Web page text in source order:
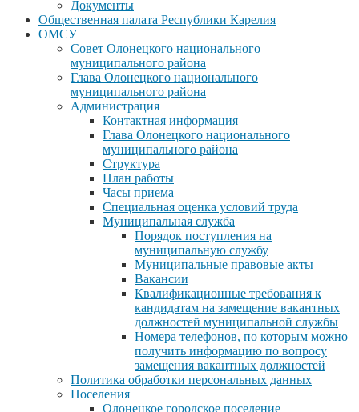
Документы
Общественная палата Республики Карелия
ОМСУ
Совет Олонецкого национального
муниципального района
Глава Олонецкого национального
муниципального района
Администрация
Контактная информация
Глава Олонецкого национального
муниципального района
Структура
План работы
Часы приема
Специальная оценка условий труда
Муниципальная служба
Порядок поступления на
муниципальную службу
Муниципальные правовые акты
Вакансии
Квалификационные требования к
кандидатам на замещение вакантных
должностей муниципальной службы
Номера телефонов, по которым можно
получить информацию по вопросу
замещения вакантных должностей
Политика обработки персональных данных
Поселения
Олонецкое городское поселение